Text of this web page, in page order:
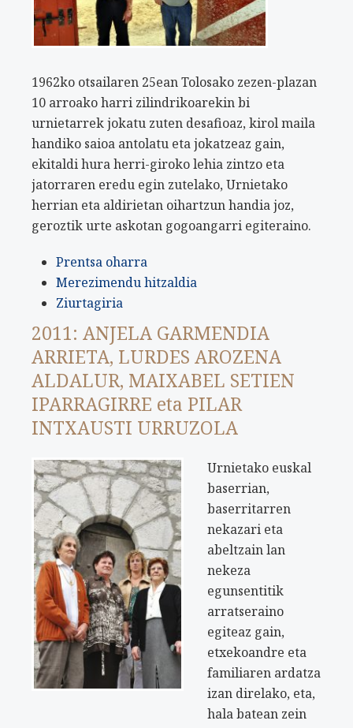
1962ko otsailaren 25ean Tolosako zezen-plazan
10 arroako harri zilindrikoarekin bi
urnietarrek jokatu zuten desafioaz, kirol maila
handiko saioa antolatu eta jokatzeaz gain,
ekitaldi hura herri-giroko lehia zintzo eta
jatorraren eredu egin zutelako, Urnietako
herrian eta aldirietan oihartzun handia joz,
geroztik urte askotan gogoangarri egiteraino.
Prentsa oharra
Merezimendu hitzaldia
Ziurtagiria
2011: ANJELA GARMENDIA
ARRIETA, LURDES AROZENA
ALDALUR, MAIXABEL SETIEN
IPARRAGIRRE eta PILAR
INTXAUSTI URRUZOLA
Urnietako euskal
baserrian,
baserritarren
nekazari eta
abeltzain lan
nekeza
egunsentitik
arratseraino
egiteaz gain,
etxekoandre eta
familiaren ardatza
izan direlako, eta,
hala batean zein